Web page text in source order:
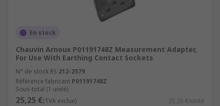
En stock
Chauvin Arnoux P01191748Z Measurement Adapter,
For Use With Earthing Contact Sockets
N° de stock RS 212-2579
Référence fabricant P01191748Z
Sous-total (1 unité)
25,25 €(TVA exclue) 25,25 €/unité